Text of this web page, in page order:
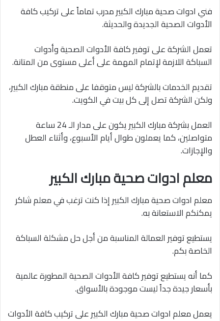
فني ادوات صحية مبارك الكبير مدرب تماماً على تركيب كافة
الأدوات الصحية الجديدة والحديثة.
تعمل الشركة على توفير كافة الأدوات الصحية وأدوات
السباكة اللازمة لإتمام المهمة على أعلى مستوى من المتانة.
تقديم الخدمات بالشركة ليس متوقفا على منطقة مبارك الكبير،
ولكن الشركة تصل إلى كل بيت في الكويت.
العمل بشركة مبارك الكبير يكون على مدار الـ 24 ساعة
متواصلين، كما يعملون طوال أيام الأسبوع، وأثناء العطل
والإجازات.
معلم ادوات صحية مبارك الكبير
معلم ادوات صحية مبارك الكبير إذا كنت ترغب في معلم شاكر
يمكنكم الاستعانة به.
يستطيع توفير العمالة المناسبة من أجل حل مشكلة السباكة
الخاصة بكم.
كما أنه يستطيع توفير كافة الأدوات الصحية المطورة عالمية
بأسعار جيدة جداً ليست موجودة بالأسواق.
يعمل معلم ادوات صحية مبارك الكبير على تركيب كافة الأدوات